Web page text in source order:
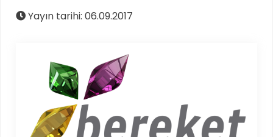
Yayın tarihi: 06.09.2017